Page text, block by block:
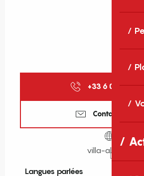
+33 6 08 94 04
Contactez-nous
villa-albera.fr
Langues parlées
Langues parlées